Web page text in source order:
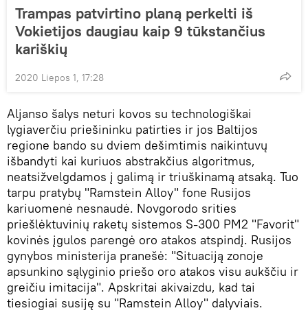
Trampas patvirtino planą perkelti iš
Vokietijos daugiau kaip 9 tūkstančius
kariškių
2020 Liepos 1, 17:28
Aljanso šalys neturi kovos su technologiškai
lygiaverčiu priešininku patirties ir jos Baltijos
regione bando su dviem dešimtimis naikintuvų
išbandyti kai kuriuos abstrakčius algoritmus,
neatsižvelgdamos į galimą ir triuškinamą atsaką. Tuo
tarpu pratybų "Ramstein Alloy" fone Rusijos
kariuomenė nesnaudė. Novgorodo srities
priešlėktuvinių raketų sistemos S-300 PM2 "Favorit"
kovinės įgulos parengė oro atakos atspindį. Rusijos
gynybos ministerija pranešė: "Situaciją zonoje
apsunkino sąlyginio priešo oro atakos visu aukščiu ir
greičiu imitacija". Apskritai akivaizdu, kad tai
tiesiogiai susiję su "Ramstein Alloy" dalyviais.